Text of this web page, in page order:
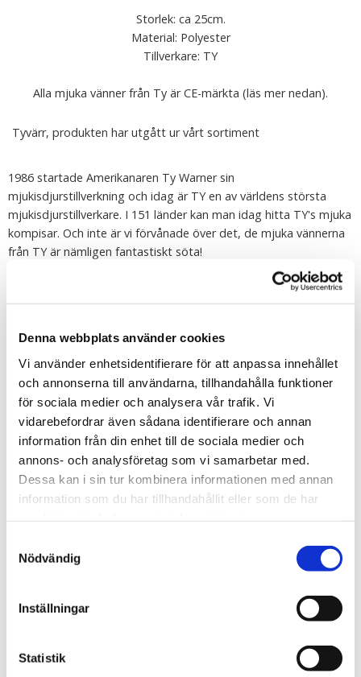
Denna webbplats använder cookies
Vi använder enhetsidentifierare för att anpassa innehållet
och annonserna till användarna, tillhandahålla funktioner
för sociala medier och analysera vår trafik. Vi
vidarebefordrar även sådana identifierare och annan
information från din enhet till de sociala medier och
annons- och analysföretag som vi samarbetar med.
Dessa kan i sin tur kombinera informationen med annan
information som du har tillhandahållit eller som de har
Nödvändig
Inställningar
Statistik
Storlek: ca 25cm.
Material: Polyester
Tillverkare: TY
Alla mjuka vänner från Ty är CE-märkta (läs mer nedan).
Tyvärr, produkten har utgått ur vårt sortiment
1986 startade Amerikanaren Ty Warner sin
mjukisdjurstillverkning och idag är TY en av världens största
mjukisdjurstillverkare. I 151 länder kan man idag hitta TY's mjuka
kompisar. Och inte är vi förvånade över det, de mjuka vännerna
från TY är nämligen fantastiskt söta!
Djuren från TY kännetecknas inte bara av sina stora glittrande
ögon (som är noga handmålade) utan även den lilla
papperstagen i formen av ett hjärta som är fäst på varje TY-
också se din nya väns födelsedag!
Alla mjuka kompisar från TY är CE-märkta. Det vill säga att de är
testade och godkända i enlighet med EU’s krav på mjuka
leksaker( EN71), vilket bland annat innebär att de är barnsäkra,
eld- och flamsäkra och fria från giftiga kemikalier. Alla detaljer på
djuret, ex ögon eller nos, testas för att vara dragfasta.
Tipsa
Mjukisdjur
Fåglar Gosedjur